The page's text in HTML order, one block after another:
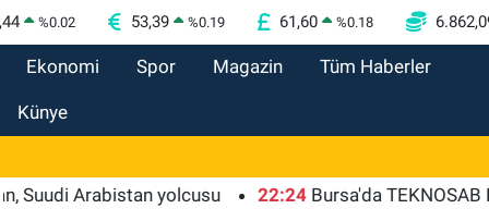
%0.02 53,39 %0.19 61,60 %0.18
Ekonomi Spor Magazin Tüm Haberler
Künye
Arabistan yolcusu 22:24 Bursa'da TEKNOSAB KOBİ